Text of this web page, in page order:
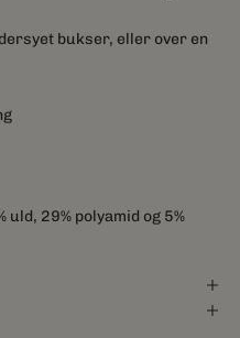
bukser, eller over en
29% polyamid og 5%